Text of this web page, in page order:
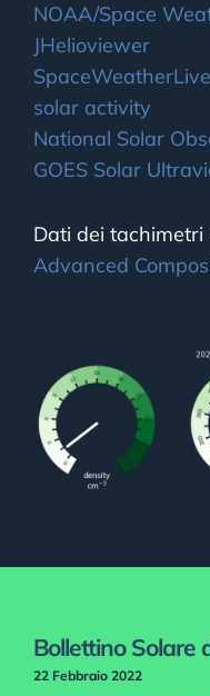
NOAA/Space
JHelioviewer
solar activity
National Solar
GOES Solar
Dati dei tachimetri
Advanced
Bollettino Solare
22 Febbraio 2022